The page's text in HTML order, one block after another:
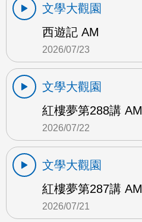
文學大觀園
西遊記 AM
2026/07/23
文學大觀園
紅樓夢第288講 AM
2026/07/22
文學大觀園
紅樓夢第287講 AM
2026/07/21